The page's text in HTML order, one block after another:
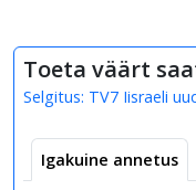
Toeta väärt
Selgitus: TV7 Iisraeli
Igakuine annetus